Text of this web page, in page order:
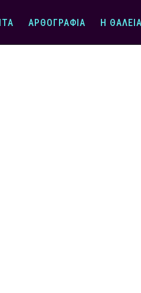
ΑΡΘΟΓΡΑΦΊΑ Η